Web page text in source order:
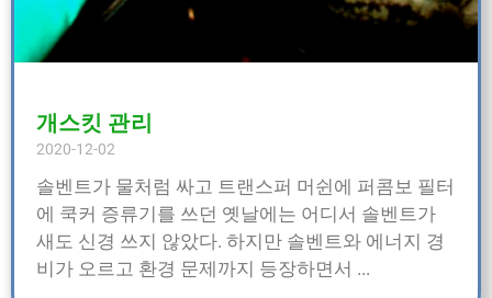
개스킷 관리
2020-12-02
솔벤트가 물처럼 싸고 트랜스퍼 머쉰에 퍼콤보 필터
에 쿡커 증류기를 쓰던 옛날에는 어디서 솔벤트가
새도 신경 쓰지 않았다. 하지만 솔벤트와 에너지 경
비가 오르고 환경 문제까지 등장하면서